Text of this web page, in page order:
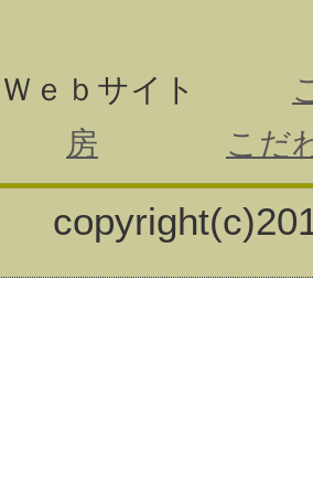
Ｗｅｂサイト
房
こだ